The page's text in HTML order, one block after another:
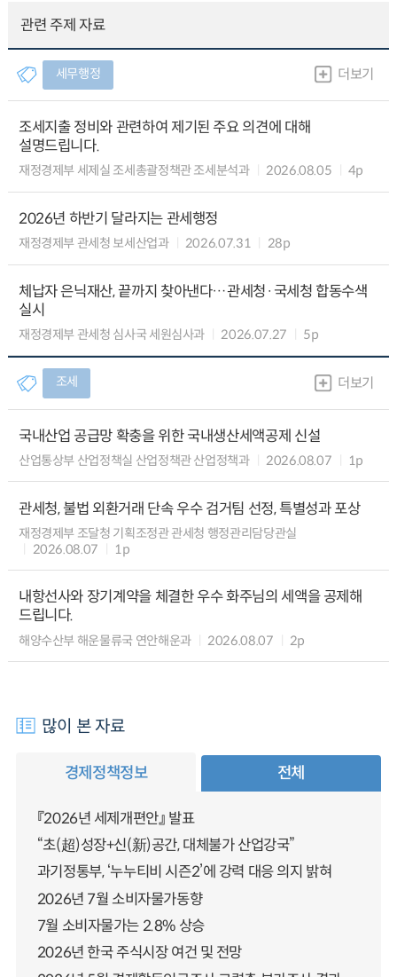
관련 주제 자료
세무행정 더보기
조세지출 정비와 관련하여 제기된 주요 의견에 대해
설명드립니다.
재정경제부 세제실 조세총괄정책관 조세분석과 2026.08.05 4p
2026년 하반기 달라지는 관세행정
재정경제부 관세청 보세산업과 2026.07.31 28p
체납자 은닉재산, 끝까지 찾아낸다…관세청·국세청 합동수색
실시
재정경제부 관세청 심사국 세원심사과 2026.07.27 5p
조세 더보기
국내산업 공급망 확충을 위한 국내생산세액공제 신설
산업통상부 산업정책실 산업정책관 산업정책과 2026.08.07 1p
관세청, 불법 외환거래 단속 우수 검거팀 선정, 특별성과 포상
재정경제부 조달청 기획조정관 관세청 행정관리담당관실
2026.08.07
1p
내항선사와 장기계약을 체결한 우수 화주님의 세액을 공제해
드립니다.
해양수산부 해운물류국 연안해운과 2026.08.07 2p
많이 본 자료
경제정책정보 전체
『2026년 세제개편안』 발표
“초(超)성장+신(新)공간, 대체불가 산업강국”
과기정통부, ‘누누티비 시즌2’에 강력 대응 의지 밝혀
2026년 7월 소비자물가동향
7월 소비자물가는 2.8% 상승
2026년 한국 주식시장 여건 및 전망